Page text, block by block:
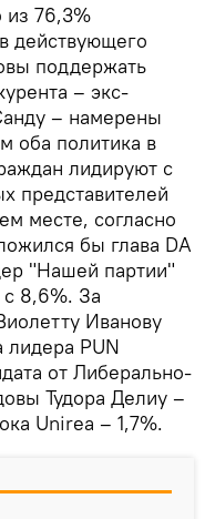
из 76,3%
действующего
поддержать
– экс-
– намерены
оба политика в
лидируют с
представителей
месте, согласно
бы глава DA
"Нашей партии"
с 8,6%. За
Иванову
лидера PUN
от Либерально-
Тудора Делиу –
Unirea – 1,7%.